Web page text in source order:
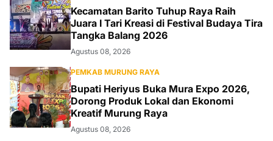
Kecamatan Barito Tuhup Raya Raih
Juara I Tari Kreasi di Festival Budaya Tira
Tangka Balang 2026
Agustus 08, 2026
PEMKAB MURUNG RAYA
Bupati Heriyus Buka Mura Expo 2026,
Dorong Produk Lokal dan Ekonomi
Kreatif Murung Raya
Agustus 08, 2026